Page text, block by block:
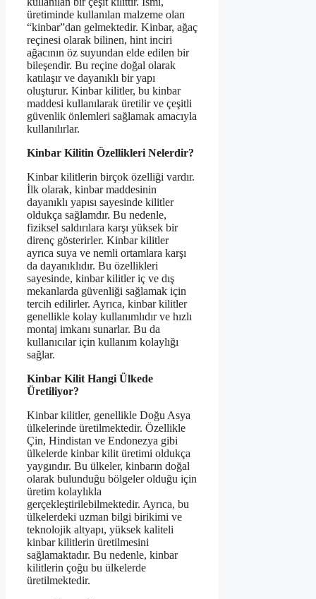
üretiminde kullanılan malzeme olan
“kinbar”dan gelmektedir. Kinbar, ağaç
reçinesi olarak bilinen, hint inciri
ağacının öz suyundan elde edilen bir
bileşendir. Bu reçine doğal olarak
katılaşır ve dayanıklı bir yapı
oluşturur. Kinbar kilitler, bu kinbar
maddesi kullanılarak üretilir ve çeşitli
güvenlik önlemleri sağlamak amacıyla
kullanılırlar.
Kinbar Kilitin Özellikleri Nelerdir?
Kinbar kilitlerin birçok özelliği vardır.
İlk olarak, kinbar maddesinin
dayanıklı yapısı sayesinde kilitler
oldukça sağlamdır. Bu nedenle,
fiziksel saldırılara karşı yüksek bir
direnç gösterirler. Kinbar kilitler
ayrıca suya ve nemli ortamlara karşı
da dayanıklıdır. Bu özellikleri
sayesinde, kinbar kilitler iç ve dış
mekanlarda güvenliği sağlamak için
tercih edilirler. Ayrıca, kinbar kilitler
genellikle kolay kullanımlıdır ve hızlı
montaj imkanı sunarlar. Bu da
kullanıcılar için kullanım kolaylığı
sağlar.
Kinbar Kilit Hangi Ülkede
Üretiliyor?
Kinbar kilitler, genellikle Doğu Asya
ülkelerinde üretilmektedir. Özellikle
Çin, Hindistan ve Endonezya gibi
ülkelerde kinbar kilit üretimi oldukça
yaygındır. Bu ülkeler, kinbarın doğal
olarak bulunduğu bölgeler olduğu için
üretim kolaylıkla
gerçekleştirilebilmektedir. Ayrıca, bu
ülkelerdeki uzman bilgi birikimi ve
teknolojik altyapı, yüksek kaliteli
kinbar kilitlerin üretilmesini
sağlamaktadır. Bu nedenle, kinbar
kilitlerin çoğu bu ülkelerde
üretilmektedir.